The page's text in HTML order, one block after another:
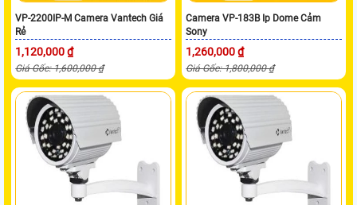
VP-2200IP-M Camera Vantech Giá
Rẻ
1,120,000 ₫
Giá Gốc: 1,600,000 ₫
Camera VP-183B Ip Dome Cảm
Sony
1,260,000 ₫
Giá Gốc: 1,800,000 ₫